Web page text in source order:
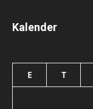
Kalender
E T